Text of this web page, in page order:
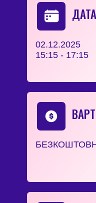
02.12.2025
15:15 - 17:15